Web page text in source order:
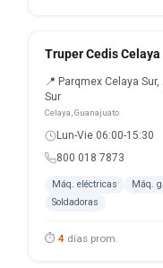
Truper Cedis Celaya
📍 Parqmex Celaya
Sur
Celaya, Guanajuato
Lun-Vie 06:00-15:30
800 018 7873
Máq. eléctricas Máq.
Soldadoras
⏱ 4 días prom.